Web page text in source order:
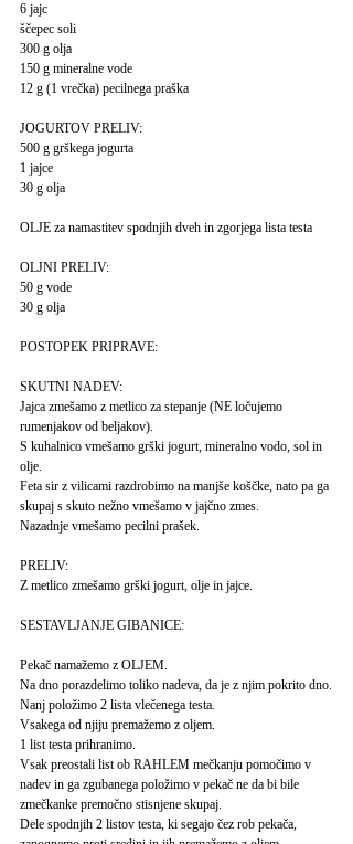
6 jajc
ščepec soli
300 g olja
150 g mineralne vode
12 g (1 vrečka) pecilnega praška
JOGURTOV PRELIV:
500 g grškega jogurta
1 jajce
30 g olja
OLJE za namastitev spodnjih dveh in zgorjega lista testa
OLJNI PRELIV:
50 g vode
30 g olja
POSTOPEK PRIPRAVE:
SKUTNI NADEV:
Jajca zmešamo z metlico za stepanje (NE ločujemo
rumenjakov od beljakov).
S kuhalnico vmešamo grški jogurt, mineralno vodo, sol in
olje.
Feta sir z vilicami razdrobimo na manjše koščke, nato pa ga
skupaj s skuto nežno vmešamo v jajčno zmes.
Nazadnje vmešamo pecilni prašek.
PRELIV:
Z metlico zmešamo grški jogurt, olje in jajce.
SESTAVLJANJE GIBANICE:
Pekač namažemo z OLJEM.
Na dno porazdelimo toliko nadeva, da je z njim pokrito dno.
Nanj položimo 2 lista vlečenega testa.
Vsakega od njiju premažemo z oljem.
1 list testa prihranimo.
Vsak preostali list ob RAHLEM mečkanju pomočimo v
nadev in ga zgubanega položimo v pekač ne da bi bile
zmečkanke premočno stisnjene skupaj.
Dele spodnjih 2 listov testa, ki segajo čez rob pekača,